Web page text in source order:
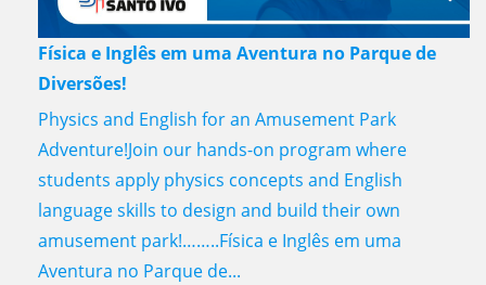
Física e Inglês em uma Aventura no Parque de
Diversões!
Physics and English for an Amusement Park
Adventure!Join our hands-on program where
students apply physics concepts and English
language skills to design and build their own
amusement park!……..Física e Inglês em uma
Aventura no Parque de...